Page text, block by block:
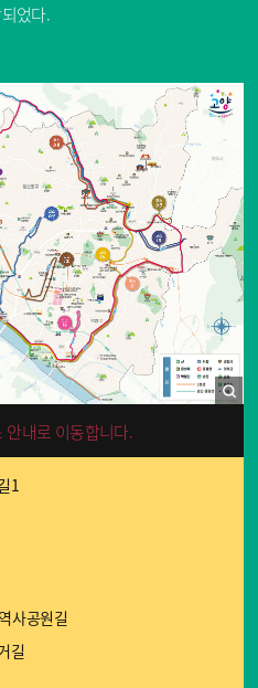
었다.
안내로 이동합니다.
1
사공원길
길